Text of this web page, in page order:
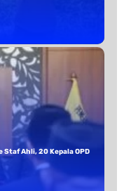
Staf Ahli, 20 Kepala OPD